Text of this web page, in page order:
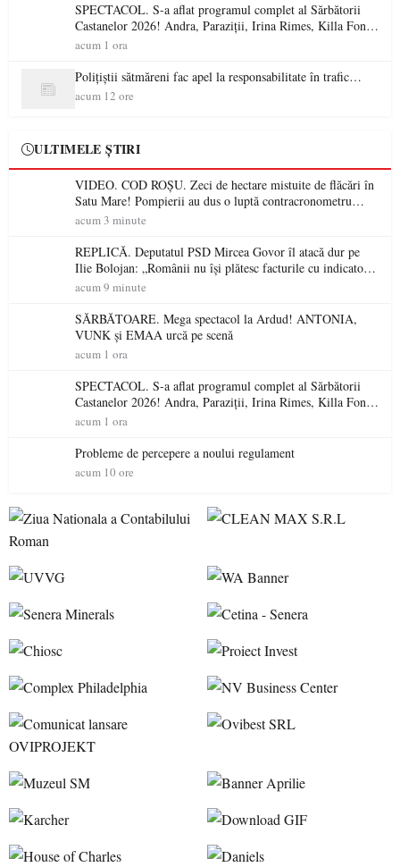
SPECTACOL. S-a aflat programul complet al Sărbătorii
Castanelor 2026! Andra, Paraziții, Irina Rimes, Killa Fonic,
Zdob și Zdub și Fuego vin la Baia Mare
acum 1 ora
Polițiștii sătmăreni fac apel la responsabilitate în trafic…
acum 12 ore
ULTIMELE ȘTIRI
VIDEO. COD ROȘU. Zeci de hectare mistuite de flăcări în
Satu Mare! Pompierii au dus o luptă contracronometru
pentru a salva o pădure de la dezastru
acum 3 minute
REPLICĂ. Deputatul PSD Mircea Govor îl atacă dur pe
Ilie Bolojan: „Românii nu își plătesc facturile cu indicatori
economici”
acum 9 minute
SĂRBĂTOARE. Mega spectacol la Ardud! ANTONIA,
VUNK și EMAA urcă pe scenă
acum 1 ora
SPECTACOL. S-a aflat programul complet al Sărbătorii
Castanelor 2026! Andra, Paraziții, Irina Rimes, Killa Fonic,
Zdob și Zdub și Fuego vin la Baia Mare
acum 1 ora
Probleme de percepere a noului regulament
acum 10 ore